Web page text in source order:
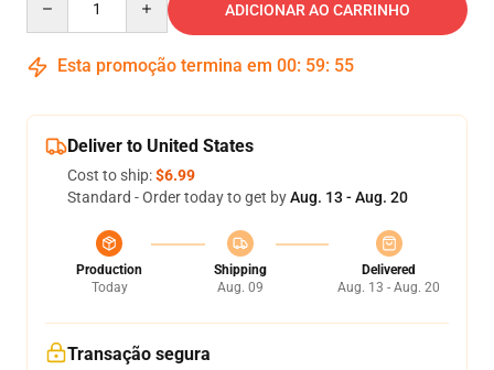
ADICIONAR AO CARRINHO
Esta promoção termina em 00: 59: 54
Deliver to United States
Cost to ship:$6.99
Standard - Order today to get byAug. 13 - Aug. 20
Production
Today
Shipping
Aug. 09
Delivered
Aug. 13 - Aug. 20
Transação segura